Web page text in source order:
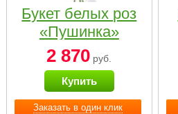
Заказать в один клик
Букет белых роз
«Пушинка»
2 870 руб.
Купить